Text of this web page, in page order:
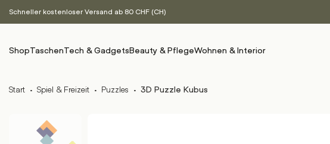
Schneller kostenloser Versand ab 80 CHF (CH)
ShopTaschenTech & GadgetsBeauty & PflegeWohnen & Interior
Start · Spiel & Freizeit · Puzzles · 3D Puzzle Kubus